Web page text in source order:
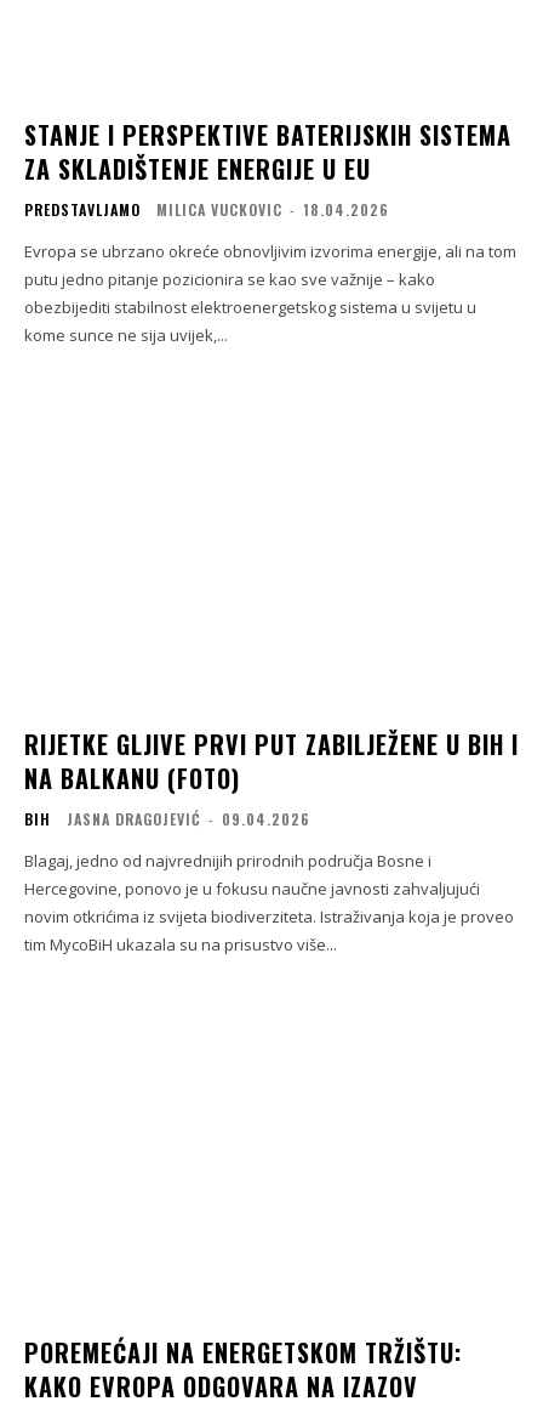
STANJE I PERSPEKTIVE BATERIJSKIH SISTEMA
ZA SKLADIŠTENJE ENERGIJE U EU
PREDSTAVLJAMO MILICA VUCKOVIC - 18.04.2026
Evropa se ubrzano okreće obnovljivim izvorima energije, ali na tom
putu jedno pitanje pozicionira se kao sve važnije – kako
obezbijediti stabilnost elektroenergetskog sistema u svijetu u
kome sunce ne sija uvijek,...
RIJETKE GLJIVE PRVI PUT ZABILJEŽENE U BIH I
NA BALKANU (FOTO)
BIH JASNA DRAGOJEVIĆ - 09.04.2026
Blagaj, jedno od najvrednijih prirodnih područja Bosne i
Hercegovine, ponovo je u fokusu naučne javnosti zahvaljujući
novim otkrićima iz svijeta biodiverziteta. Istraživanja koja je proveo
tim MycoBiH ukazala su na prisustvo više...
POREMEĆAJI NA ENERGETSKOM TRŽIŠTU:
KAKO EVROPA ODGOVARA NA IZAZOV